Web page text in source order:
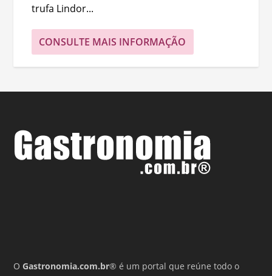
trufa Lindor...
CONSULTE MAIS INFORMAÇÃO
OGastronomia.com.br® é um portal que reúne todo o